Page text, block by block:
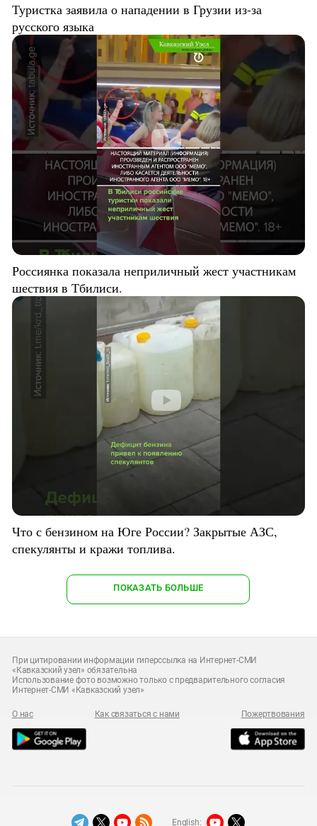
Туристка заявила о нападении в Грузии из-за
русского языка
Россиянка показала неприличный жест участникам
шествия в Тбилиси.
Что с бензином на Юге России? Закрытые АЗС,
спекулянты и кражи топлива.
ПОКАЗАТЬ БОЛЬШЕ
При цитировании информации гиперссылка на Интернет-СМИ
«Кавказский узел» обязательна
Использование фото возможно только с предварительного согласия
Интернет-СМИ «Кавказский узел»
О нас Как связаться с нами Пожертвования
English: